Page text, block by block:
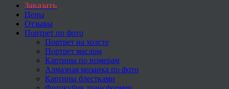
Заказать
Цены
Отзывы
Портрет по фото
Портрет на холсте
Портрет маслом
Картины по номерам
Алмазная мозаика по фото
Картины блестками